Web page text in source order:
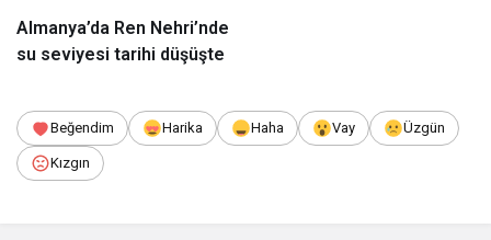
Almanya’da Ren Nehri’nde
su seviyesi tarihi düşüşte
Beğendim Harika Haha Vay Üzgün
Kızgın